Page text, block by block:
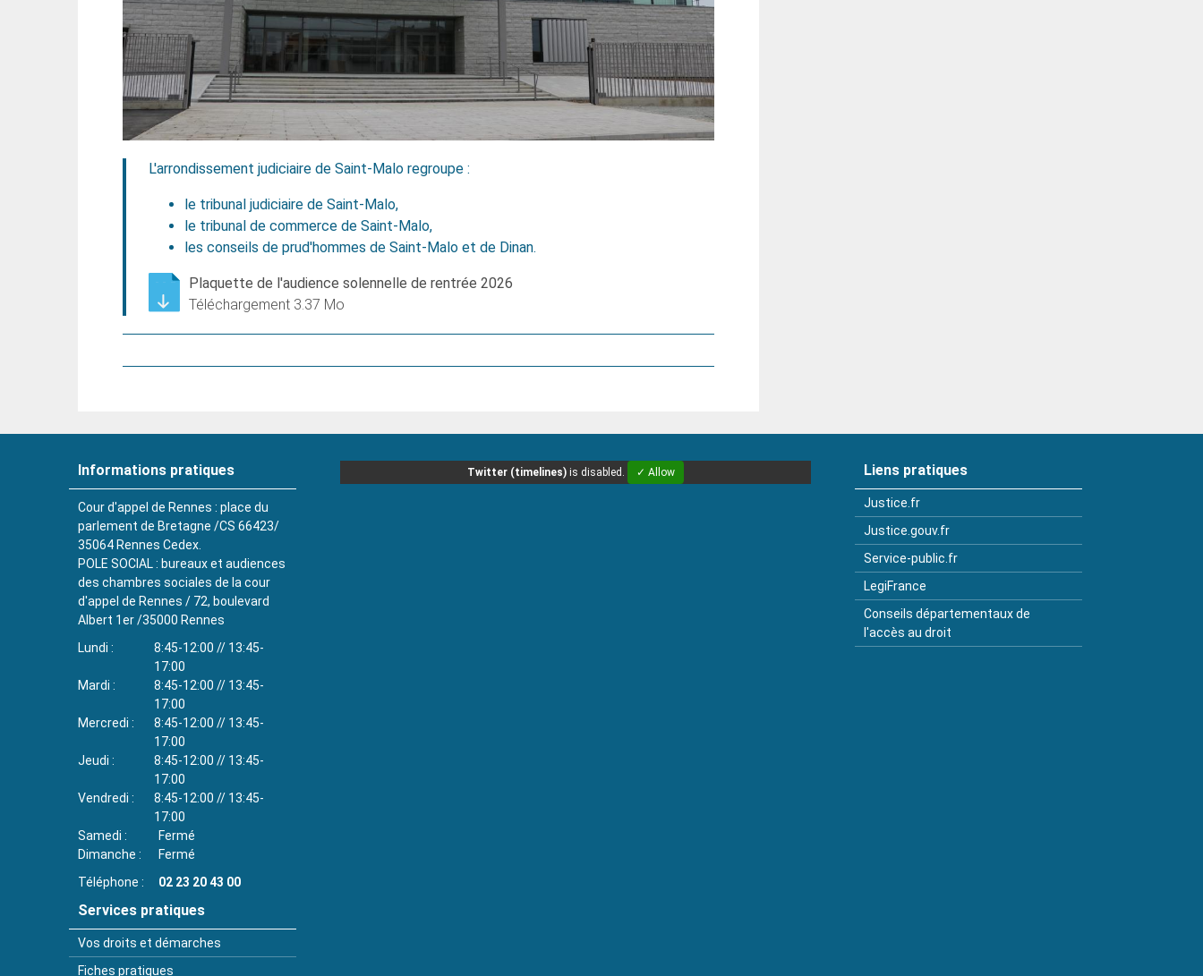
L'arrondissement judiciaire de Saint-Malo regroupe :
le tribunal judiciaire de Saint-Malo,
le tribunal de commerce de Saint-Malo,
les conseils de prud'hommes de Saint-Malo et de Dinan.
Plaquette de l'audience solennelle de rentrée 2026
Téléchargement 3.37 Mo
Informations pratiques
Cour d'appel de Rennes : place du
parlement de Bretagne /CS 66423/
35064 Rennes Cedex.
POLE SOCIAL : bureaux et audiences
des chambres sociales de la cour
d'appel de Rennes / 72, boulevard
Albert 1er /35000 Rennes
Lundi
8:45-12:00 // 13:45-
17:00
Mardi
8:45-12:00 // 13:45-
17:00
Mercredi
8:45-12:00 // 13:45-
17:00
Jeudi
8:45-12:00 // 13:45-
17:00
Vendredi
8:45-12:00 // 13:45-
17:00
Samedi
Fermé
Dimanche
Fermé
Téléphone
02 23 20 43 00
Services pratiques
Vos droits et démarches
Fiches pratiques
Twitter (timelines)is disabled. ✓ Allow Liens pratiques
Justice.fr
Justice.gouv.fr
Service-public.fr
LegiFrance
Conseils départementaux de
l'accès au droit